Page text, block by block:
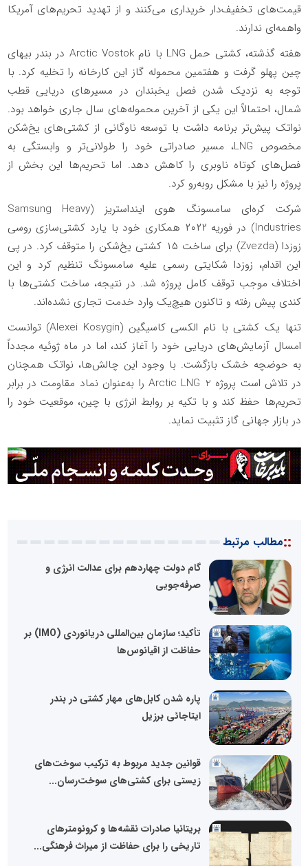
قیمت‌های تخفیف‌دار خریداری می‌کنند و از تهدید تحریم‌های آمریکا
واهمه‌ای ندارند.
هفته گذشته، کشتی حمل LNG با نام Arctic Vostok در بندر بیهای
چین پهلو گرفت و هفتمین محموله گاز این کارخانه را تخلیه کرد. با
توجه به نزدیک شدن فصل یخبندان در مسیرهای دریایی قطب
شمال، احتمالاً این یکی از آخرین محموله‌های سال جاری خواهد بود.
نواتک پیش‌تر برنامه داشت با توسعه ناوگانی از کشتی‌های یخ‌شکن
مخصوص LNG، مسیر صادراتی خود را طولانی‌تر و وابستگی به
فصل‌های کوتاه ناوبری را کاهش دهد. اما تحریم‌ها این بخش از
پروژه را نیز با مشکل روبه‌رو کرد.
شرکت کره‌ای سامسونگ هوی اینداستریز (Samsung Heavy
Industries) در فوریه ۲۰۲۲ همکاری خود با یارد کشتی‌سازی روسی
زوزدا (Zvezda) برای ساخت ۱۵ کشتی یخ‌شکن را متوقف کرد. در پی
این اقدام، زوزدا شکایتی رسمی علیه سامسونگ تنظیم کرد و این
اختلاف موجب توقف کامل پروژه شد. در نتیجه، ساخت کشتی‌ها با
کندی پیش رفته و تاکنون هیچ‌یک وارد خدمت تجاری نشده‌اند.
تنها یک کشتی با نام الکسی کاسیگین (Alexei Kosygin) توانست
امسال آزمایش‌های دریایی خود را آغاز کند، اما در ماه ژوئیه مجدداً
به حوضچه خشک بازگشت. با وجود این چالش‌ها، نواتک همچنان
در تلاش است پروژه Arctic LNG 2 را به‌عنوان نماد مقاومت در برابر
تحریم‌ها حفظ کند و با تکیه بر روابط انرژی با چین، موقعیت خود را
در بازار جهانی گاز تثبیت نماید.
::مطالب مرتبط
گام دولت چهاردهم برای عدالت انرژی و
صرفه‌جویی
تأکید؛ سازمان بین‌المللی دریانوردی (IMO) بر
حفاظت از اقیانوس‌ها
پاره شدن کابل‌های مهار کشتی در بندر
ایتاجائی برزیل
قوانین جدید مربوط به ترکیب سوخت‌های
زیستی برای کشتی‌های سوخت‌رسان...
بریتانیا صادرات نقشه‌ها و کرونومترهای
تاریخی را برای حفاظت از میراث فرهنگی...